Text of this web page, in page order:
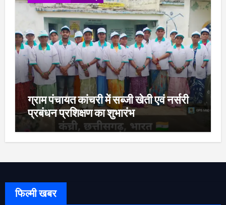
ग्राम पंचायत कांचरी में सब्जी खेती एवं नर्सरी
प्रबंधन प्रशिक्षण का शुभारंभ
फिल्मी खबर